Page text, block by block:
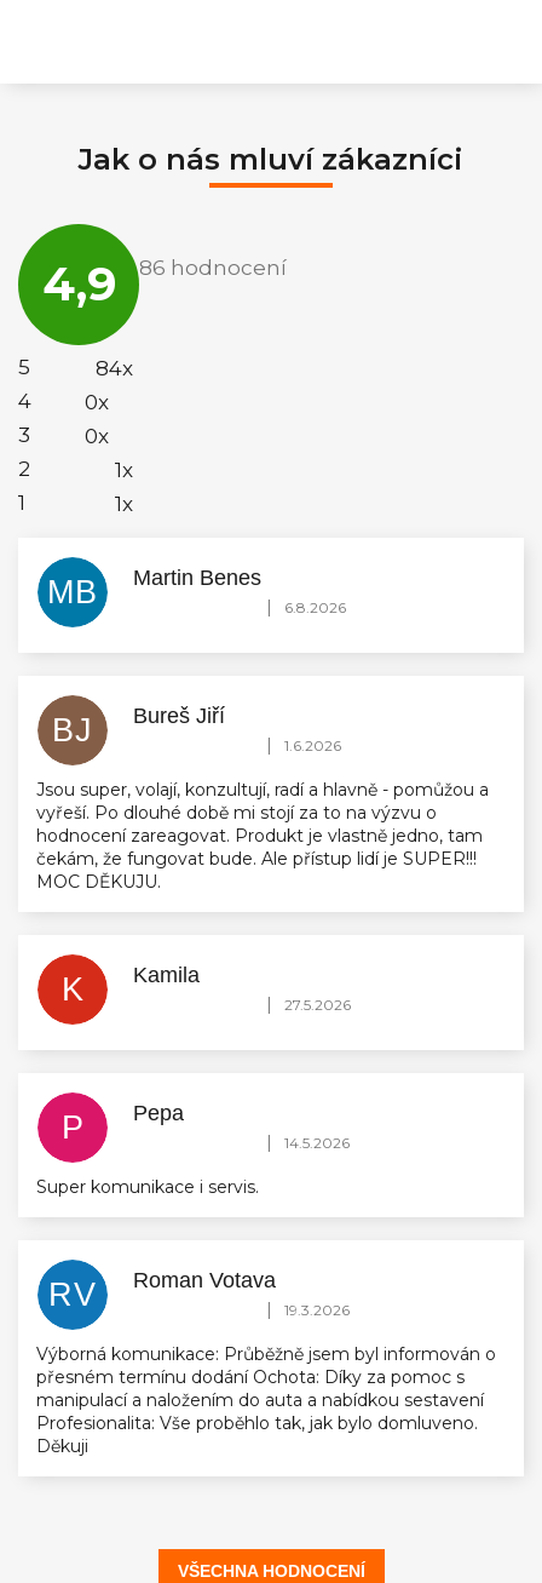
Jak o nás mluví zákazníci
4,9
obchodu
je
86 hodnocení
5
84x
4
0x
3
0x
2
1x
1
1x
MB Martin Benes
Hodnocení obchodu je 5 z 5 hvězdiček.
| 6.8.2026
BJ Bureš Jiří
Hodnocení obchodu je 5 z 5 hvězdiček.
| 1.6.2026
Jsou super, volají, konzultují, radí a hlavně - pomůžou a
vyřeší. Po dlouhé době mi stojí za to na výzvu o
hodnocení zareagovat. Produkt je vlastně jedno, tam
čekám, že fungovat bude. Ale přístup lidí je SUPER!!!
MOC DĚKUJU.
K Kamila
Hodnocení obchodu je 5 z 5 hvězdiček.
| 27.5.2026
P Pepa
Hodnocení obchodu je 5 z 5 hvězdiček.
| 14.5.2026
Super komunikace i servis.
RV Roman Votava
Hodnocení obchodu je 5 z 5 hvězdiček.
| 19.3.2026
Výborná komunikace: Průběžně jsem byl informován o
přesném termínu dodání Ochota: Díky za pomoc s
manipulací a naložením do auta a nabídkou sestavení
Profesionalita: Vše proběhlo tak, jak bylo domluveno.
Děkuji
VŠECHNA HODNOCENÍ